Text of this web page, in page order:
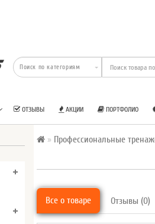
ОТЗЫВЫ АКЦИИ ПОРТФОЛИО
Профессиональные
Все о товаре Отзывы (0)